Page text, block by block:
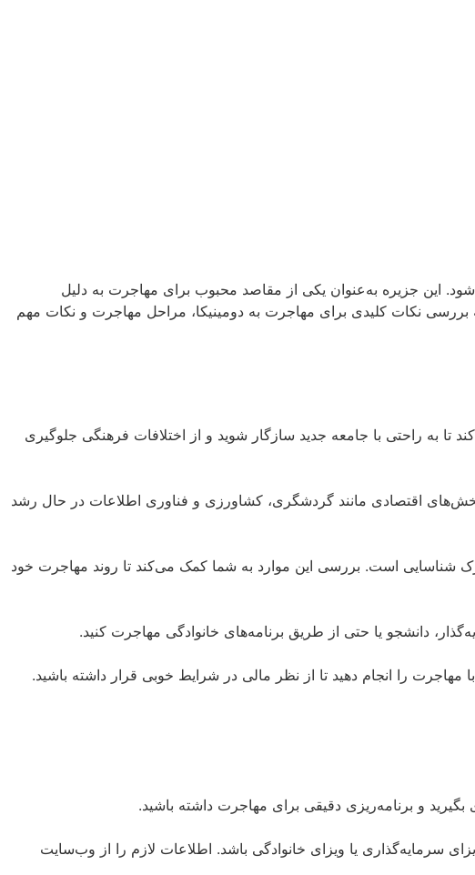
این جزیره به‌عنوان یکی از مقاصد محبوب برای مهاجرت به دلیل
نکات کلیدی برای مهاجرت به دومینیکا، مراحل مهاجرت و نکات مهم
به راحتی با جامعه جدید سازگار شوید و از اختلافات فرهنگی جلوگیری
بخش‌های اقتصادی مانند گردشگری، کشاورزی و فناوری اطلاعات در حال رشد
شناسایی است. بررسی این موارد به شما کمک می‌کند تا روند مهاجرت خود
دانشجو یا حتی از طریق برنامه‌های خانوادگی مهاجرت کنید.
را انجام دهید تا از نظر مالی در شرایط خوبی قرار داشته باشید.
بگیرید و برنامه‌ریزی دقیقی برای مهاجرت داشته باشید.
سرمایه‌گذاری یا ویزای خانوادگی باشد. اطلاعات لازم را از وب‌سایت